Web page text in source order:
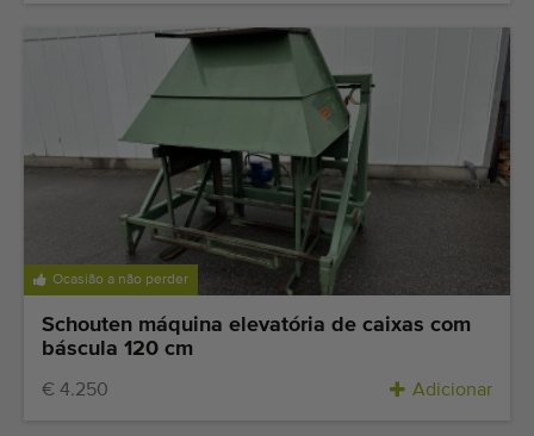
Ocasião a não perder
Schouten máquina elevatória de caixas com
báscula 120 cm
€ 4.250 Adicionar